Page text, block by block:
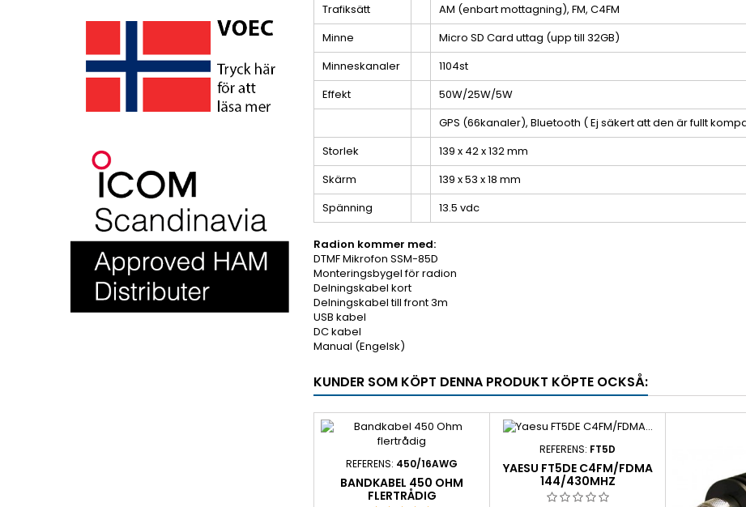
Trafiksätt
AM (enbart mottagning), FM, C4FM
Minne
Micro SD Card uttag (upp till 32GB)
Minneskanaler
1104st
Effekt
50W/25W/5W
GPS (66kanaler), Bluetooth ( Ej säkert att den är fullt
Storlek
139 x 42 x 132 mm
Skärm
139 x 53 x 18 mm
Spänning
13.5 vdc
Radion kommer med:
DTMF Mikrofon SSM-85D
Monteringsbygel för radion
Delningskabel kort
Delningskabel till front 3m
USB kabel
DC kabel
Manual (Engelsk)
KUNDER SOM KÖPT DENNA PRODUKT KÖPTE OCKSÅ:
REFERENS: 450/16AWG
BANDKABEL 450 OHM
FLERTRÅDIG
REFERENS: FT5D
YAESU FT5DE C4FM/FDMA
144/430MHZ